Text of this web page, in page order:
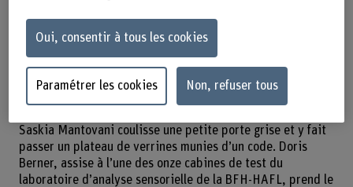
« En principe, tout le monde peut devenir membre de
notre panel de spécialistes. L’important est de disposer
d’une perception différenciée », explique Saskia
Mantovani.
Saskia Mantovani coulisse une petite porte grise et y fait
passer un plateau de verrines munies d’un code. Doris
Berner, assise à l’une des onze cabines de test du
laboratoire d’analyse sensorielle de la BFH-HAFL, prend le
Oui, consentir à tous les cookies
Paramétrer les cookies Non, refuser tous